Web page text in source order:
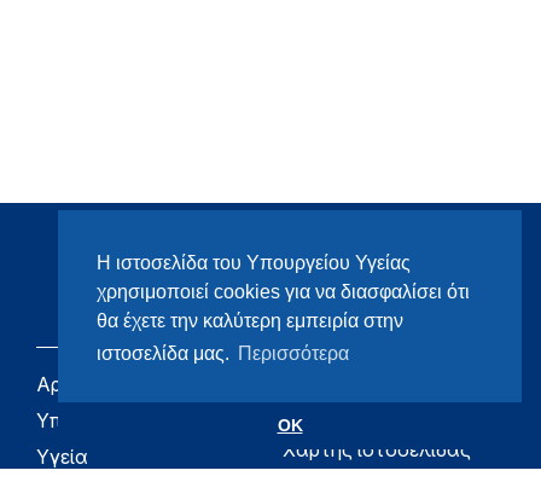
Η ιστοσελίδα του Υπουργείου Υγείας
χρησιμοποιεί cookies για να διασφαλίσει ότι
θα έχετε την καλύτερη εμπειρία στην
ιστοσελίδα μας. Περισσότερα
OK
Αρχική
Υπουργείο
Υγεία
Υγεία
Χάρτης ιστοσελίδας